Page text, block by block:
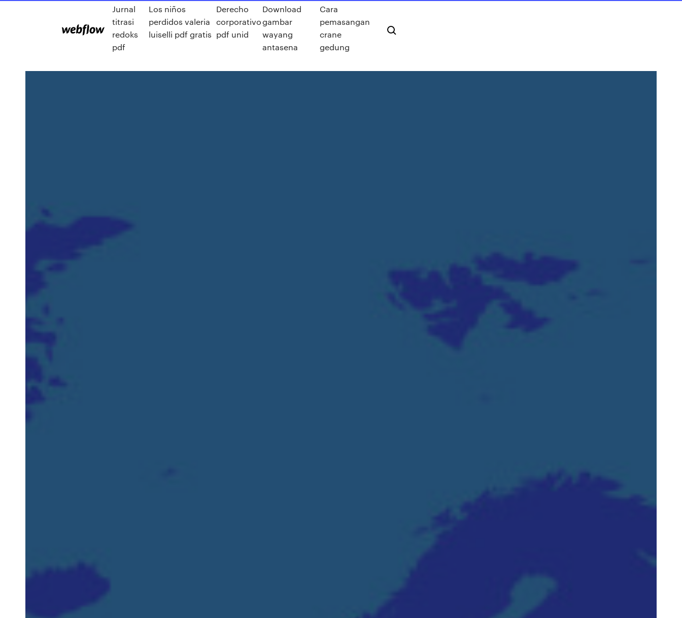
Jurnal
titrasi
redoks
pdf
Los niños
perdidos valeria
luiselli pdf gratis
Derecho
corporativo
pdf unid
Download
gambar
wayang
antasena
Cara
pemasangan
crane
gedung